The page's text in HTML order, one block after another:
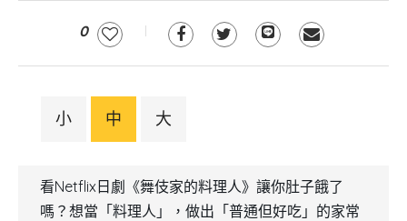
0
小 中 大
看Netflix日劇《舞伎家的料理人》讓你肚子餓了
嗎？想當「料理人」，做出「普通但好吃」的家常